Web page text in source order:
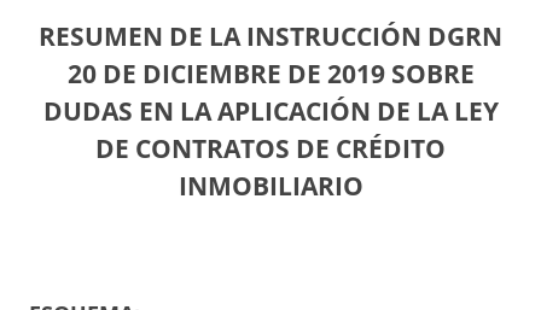
RESUMEN DE LA INSTRUCCIÓN DGRN
20 DE DICIEMBRE DE 2019 SOBRE
DUDAS EN LA APLICACIÓN DE LA LEY
DE CONTRATOS DE CRÉDITO
INMOBILIARIO